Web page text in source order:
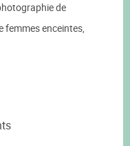
de
femmes enceintes,